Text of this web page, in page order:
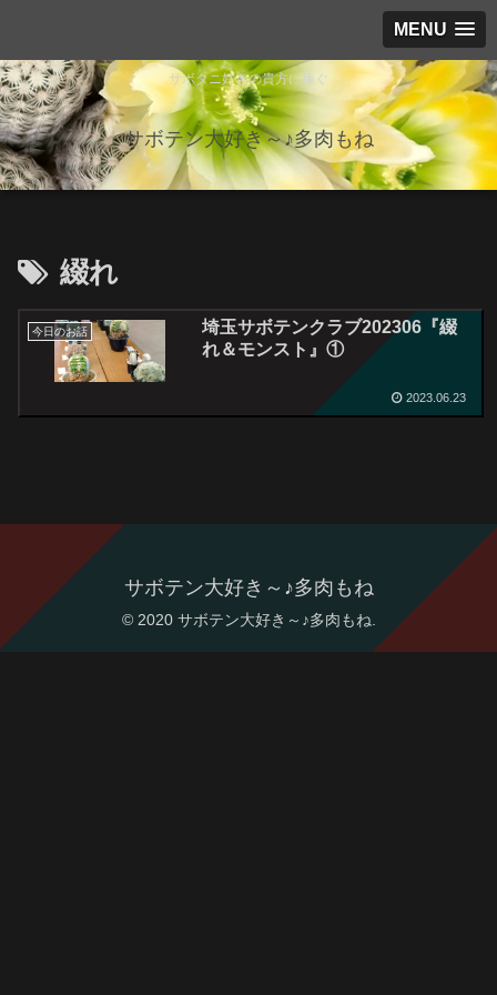
MENU
サボタニ好きの貴方に捧ぐ
サボテン大好き～♪多肉もね
綴れ
今日のお話
埼玉サボテンクラブ202306『綴
れ＆モンスト』①
2023.06.23
サボテン大好き～♪多肉もね
© 2020 サボテン大好き～♪多肉もね.